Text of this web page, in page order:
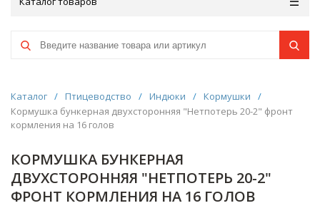
Каталог / Птицеводство / Индюки / Кормушки
/
Кормушка бункерная двухсторонняя "Нетпотерь 20-2" фронт
кормления на 16 голов
КОРМУШКА БУНКЕРНАЯ
ДВУХСТОРОННЯЯ "НЕТПОТЕРЬ 20-2"
ФРОНТ КОРМЛЕНИЯ НА 16 ГОЛОВ